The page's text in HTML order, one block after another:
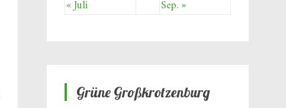
« Juli
Sep. »
Grüne Großkrotzenburg